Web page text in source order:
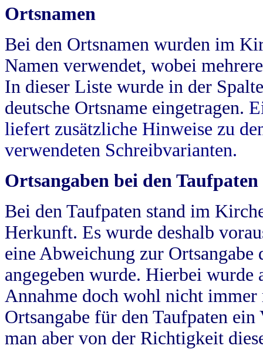
Ortsnamen
Bei den Ortsnamen wurden im
Namen verwendet, wobei
In dieser Liste wurde in der
deutsche Ortsname eingetragen.
liefert zusätzliche Hinweise zu
verwendeten Schreibvarianten.
Ortsangaben bei den Taufpaten
Bei den Taufpaten stand im
Herkunft. Es wurde deshalb
eine Abweichung zur
angegeben wurde. Hierbei wurde
Annahme doch wohl nicht
Ortsangabe für den Taufpaten
man aber von der Richtigkeit